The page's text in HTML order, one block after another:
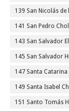
139 San Nicolás de
141 San Pedro
143 San Salvador
145 San Salvador
147 Santa
149 Santa Isabel
151 Santo Tomás